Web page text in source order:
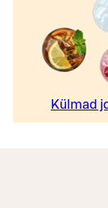
Külmad